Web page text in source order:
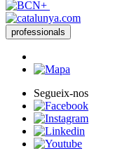
professionals
Segueix-nos